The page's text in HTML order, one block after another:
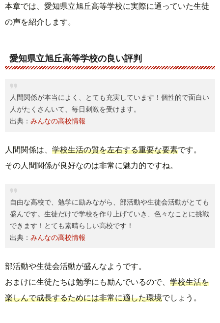
本章では、愛知県立旭丘高等学校に実際に通っていた生徒
の声を紹介します。
愛知県立旭丘高等学校の良い評判
人間関係が本当によく、とても充実しています！個性的で面白い
人がたくさんいて、毎日刺激を受けます。
出典： みんなの高校情報
人間関係は、 学校生活の質を左右する重要な要素です。
その人間関係が良好なのは非常に魅力的ですね。
自由な高校で、勉学に励みながら、部活動や生徒会活動がとても
盛んです。生徒だけで学校を作り上げていき、色々なことに挑戦
できます！とても素晴らしい高校です！
出典： みんなの高校情報
部活動や生徒会活動が盛んなようです。
おまけに生徒たちは勉学にも励んでいるので、 学校生活を
楽しんで成長するためには非常に適した環境でしょう。